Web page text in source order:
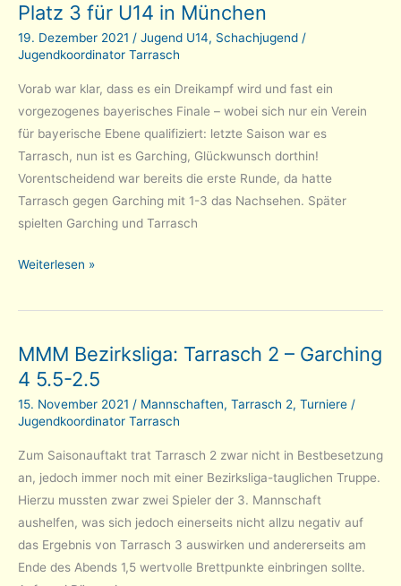
Weihnachtsturnieren
(UPDATE)
Platz 3 für U14 in München
19. Dezember 2021 / Jugend U14, Schachjugend /
Jugendkoordinator Tarrasch
Vorab war klar, dass es ein Dreikampf wird und fast ein
vorgezogenes bayerisches Finale – wobei sich nur ein Verein
für bayerische Ebene qualifiziert: letzte Saison war es
Tarrasch, nun ist es Garching, Glückwunsch dorthin!
Vorentscheidend war bereits die erste Runde, da hatte
Tarrasch gegen Garching mit 1-3 das Nachsehen. Später
spielten Garching und Tarrasch
Platz
für
in
München
Weiterlesen »
MMM Bezirksliga: Tarrasch 2 – Garching
4 5.5-2.5
15. November 2021 / Mannschaften, Tarrasch 2, Turniere /
Jugendkoordinator Tarrasch
Zum Saisonauftakt trat Tarrasch 2 zwar nicht in Bestbesetzung
an, jedoch immer noch mit einer Bezirksliga-tauglichen Truppe.
Hierzu mussten zwar zwei Spieler der 3. Mannschaft
aushelfen, was sich jedoch einerseits nicht allzu negativ auf
das Ergebnis von Tarrasch 3 auswirken und andererseits am
Ende des Abends 1,5 wertvolle Brettpunkte einbringen sollte.